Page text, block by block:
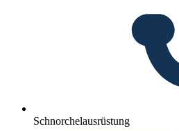
Schnorchelausrüstung